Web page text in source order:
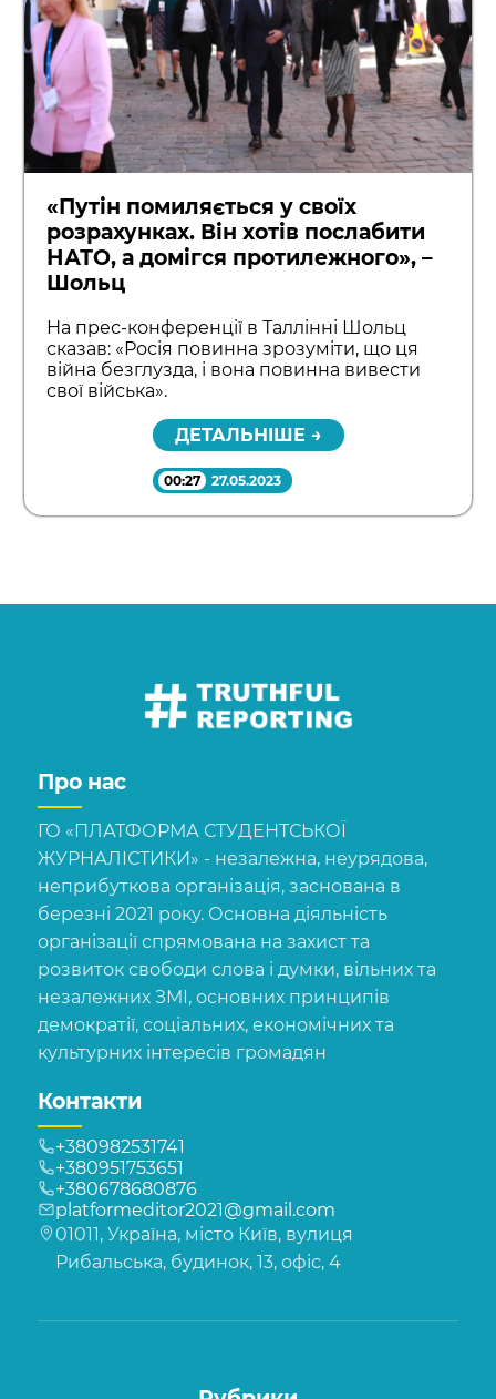
«Путін помиляється у своїх
розрахунках. Він хотів послабити
НАТО, а домігся протилежного», –
Шольц
На прес-конференції в Таллінні Шольц
сказав: «Росія повинна зрозуміти, що ця
війна безглузда, і вона повинна вивести
свої війська».
ДЕТАЛЬНІШЕ →
00:27 27.05.2023
Про нас
ГО «ПЛАТФОРМА СТУДЕНТСЬКОЇ
ЖУРНАЛІСТИКИ» - незалежна, неурядова,
неприбуткова організація, заснована в
березні 2021 року. Основна діяльність
організації спрямована на захист та
розвиток свободи слова і думки, вільних та
незалежних ЗМІ, основних принципів
демократії, соціальних, економічних та
культурних інтересів громадян
Контакти
+380982531741
+380951753651
+380678680876
platformeditor2021@gmail.com
01011, Україна, місто Київ, вулиця
Рибальська, будинок, 13, офіс, 4